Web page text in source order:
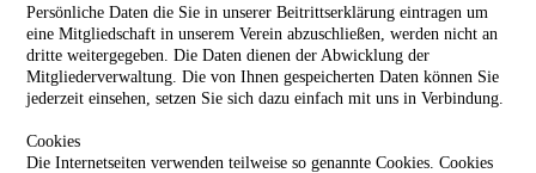
Persönliche Daten die Sie in unserer Beitrittserklärung eintragen um
eine Mitgliedschaft in unserem Verein abzuschließen, werden nicht an
dritte weitergegeben. Die Daten dienen der Abwicklung der
Mitgliederverwaltung. Die von Ihnen gespeicherten Daten können Sie
jederzeit einsehen, setzen Sie sich dazu einfach mit uns in Verbindung.
Cookies
Die Internetseiten verwenden teilweise so genannte Cookies. Cookies